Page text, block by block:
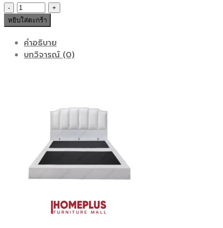
จำนวน
เตียง
เดี่ยว
DHAKA
ชิ้น
หยิบใส่ตะกร้า
คำอธิบาย
บทวิจารณ์ (0)